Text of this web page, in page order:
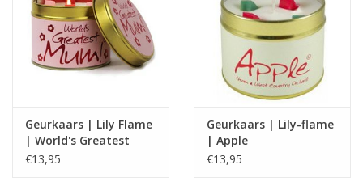
Merken
Geurkaars | Lily Flame
| World's Greatest
Mum
€13,95
Geurkaars | Lily-flame
| Apple
€13,95